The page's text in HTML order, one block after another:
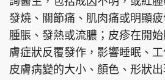
發燒、關節痛、肌肉痛或明顯
腫脹、發熱或流膿；皮疹在開
膚症狀反覆發作，影響睡眠、
皮膚病變的大小、顏色、形狀